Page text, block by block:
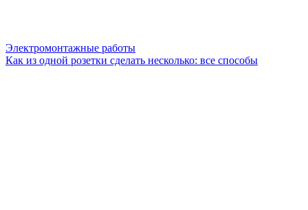
Электромонтажные работы
Как из одной розетки сделать несколько: все способы